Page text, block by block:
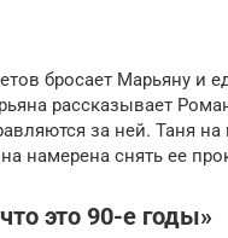
бросает Марьяну и
рассказывает
за ней. Таня на
намерена снять ее
это 90-е годы»